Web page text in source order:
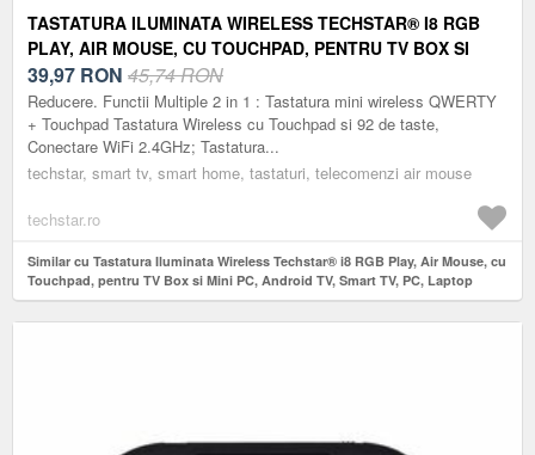
TASTATURA ILUMINATA WIRELESS TECHSTAR® I8 RGB
PLAY, AIR MOUSE, CU TOUCHPAD, PENTRU TV BOX SI
MINI PC, ANDROID TV, SMART TV, PC, LAPTOP
39,97 RON 45,74 RON
Reducere. Functii Multiple 2 in 1 : Tastatura mini wireless QWERTY
+ Touchpad Tastatura Wireless cu Touchpad si 92 de taste,
Conectare WiFi 2.4GHz; Tastatura...
techstar, smart tv, smart home, tastaturi, telecomenzi air mouse
techstar.ro
Similar cu Tastatura Iluminata Wireless Techstar® i8 RGB Play, Air Mouse, cu
Touchpad, pentru TV Box si Mini PC, Android TV, Smart TV, PC, Laptop